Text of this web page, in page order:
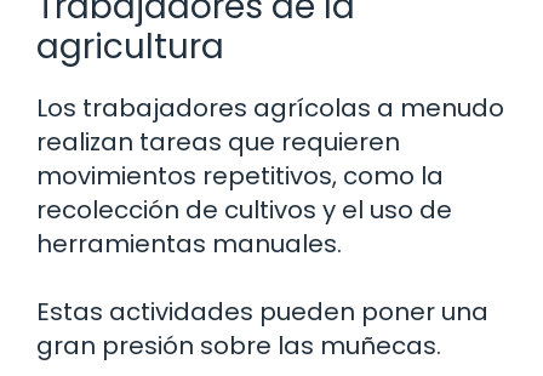
agricultura
Los trabajadores agrícolas a menudo
realizan tareas que requieren
movimientos repetitivos, como la
recolección de cultivos y el uso de
herramientas manuales.
Estas actividades pueden poner una
gran presión sobre las muñecas.